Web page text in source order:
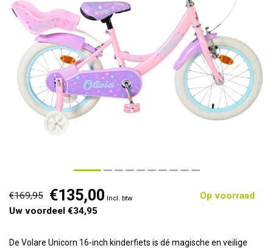
€169,95 €135,00 Incl. btw
Op voorraad
Uw voordeel €34,95
De Volare Unicorn 16-inch kinderfiets is dé magische en veilige